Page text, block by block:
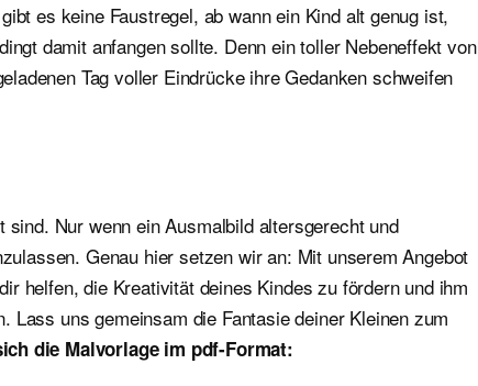
es keine Faustregel, ab wann ein Kind alt genug ist,
damit anfangen sollte. Denn ein toller Nebeneffekt von
Tag voller Eindrücke ihre Gedanken schweifen
Nur wenn ein Ausmalbild altersgerecht und
Genau hier setzen wir an: Mit unserem Angebot
helfen, die Kreativität deines Kindes zu fördern und ihm
uns gemeinsam die Fantasie deiner Kleinen zum
die Malvorlage im pdf-Format: